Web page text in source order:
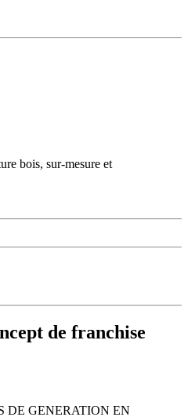
bois, sur-mesure et
de franchise
DE GENERATION EN